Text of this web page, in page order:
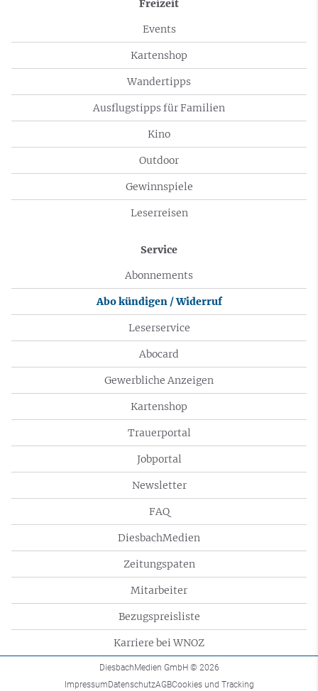
Freizeit
Events
Kartenshop
Wandertipps
Ausflugstipps für Familien
Kino
Outdoor
Gewinnspiele
Leserreisen
Service
Abonnements
Abo kündigen / Widerruf
Leserservice
Abocard
Gewerbliche Anzeigen
Kartenshop
Trauerportal
Jobportal
Newsletter
FAQ
DiesbachMedien
Zeitungspaten
Mitarbeiter
Bezugspreisliste
Karriere bei WNOZ
DiesbachMedien GmbH © 2026
ImpressumDatenschutzAGBCookies und Tracking